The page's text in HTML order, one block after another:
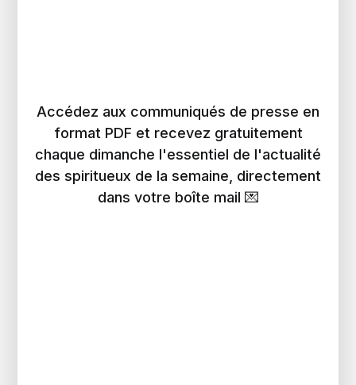
Accédez aux communiqués de presse en
format PDF et recevez gratuitement
chaque dimanche l'essentiel de l'actualité
des spiritueux de la semaine, directement
dans votre boîte mail 💌